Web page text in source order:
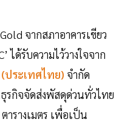
จากสภาอาคารเขียว
ได้รับความไว้วางใจจาก
ประเทศไทย) จำกัด
รกิจจัดส่งพัสดุด่วนทั่วไทย
รางเมตร เพื่อเป็น